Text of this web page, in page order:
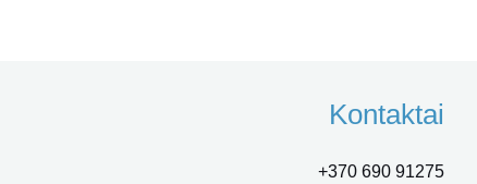
Kontaktai
+370 690 91275